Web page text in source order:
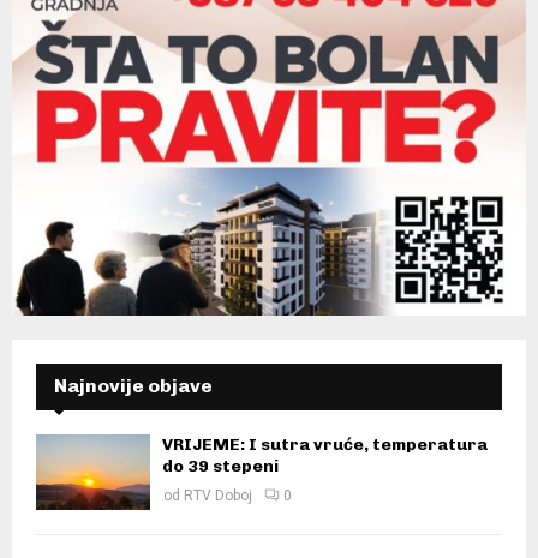
Najnovije objave
VRIJEME: I sutra vruće, temperatura
do 39 stepeni
od RTV Doboj 0